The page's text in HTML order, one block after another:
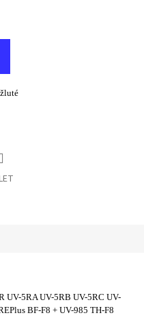
UV-5RA UV-5RB UV-5RC UV-
BF-F8 + UV-985 TH-F8